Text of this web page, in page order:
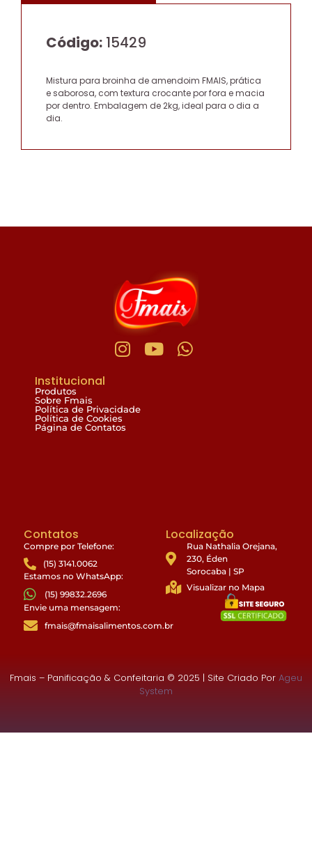
Código: 15429
Mistura para broinha de amendoim FMAIS, prática
e saborosa, com textura crocante por fora e macia
por dentro. Embalagem de 2kg, ideal para o dia a
dia.
Institucional
Produtos
Sobre Fmais
Política de Privacidade
Política de Cookies
Página de Contatos
Contatos
Compre por Telefone:
(15) 3141.0062
Estamos no WhatsApp:
(15) 99832.2696
Envie uma mensagem:
fmais@fmaisalimentos.com.br
Localização
Rua Nathalia Orejana,
230, Éden
Sorocaba | SP
Visualizar no Mapa
Fmais – Panificação & Confeitaria © 2025 | Site Criado Por Ageu
System